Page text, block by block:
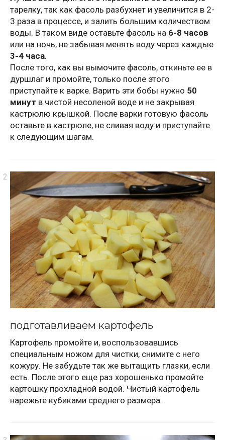
тарелку, так как фасоль разбухнет и увеличится в 2-
3 раза в процессе, и залить большим количеством
воды. В таком виде оставьте фасоль на 6-8 часов
или на ночь, не забывая менять воду через каждые
3-4 часа.
После того, как вы вымочите фасоль, откиньте ее в
дуршлаг и промойте, только после этого
приступайте к варке. Варить эти бобы нужно 50
минут в чистой несоленой воде и не закрывая
кастрюлю крышкой. После варки готовую фасоль
оставьте в кастрюле, не сливая воду и приступайте
к следующим шагам.
подготавливаем картофель
Картофель промойте и, воспользовавшись
специальным ножом для чистки, снимите с него
кожуру. Не забудьте так же вытащить глазки, если
есть. После этого еще раз хорошенько промойте
картошку прохладной водой. Чистый картофель
нарежьте кубиками среднего размера.